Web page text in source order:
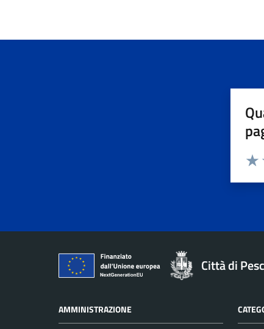
Città di
AMMINISTRAZIONE